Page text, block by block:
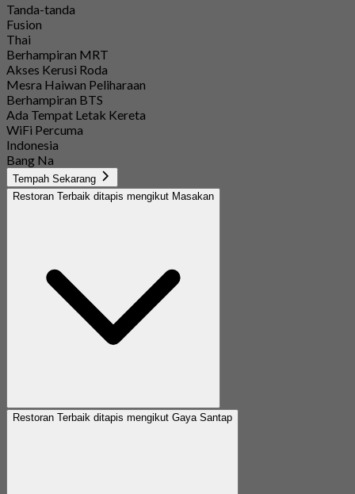
Tanda-tanda
Fusion
Thai
Berhampiran MRT
Akses Kerusi Roda
Mesra Haiwan Peliharaan
Berhampiran BTS
Ada Tempat Letak Kereta
WiFi Percuma
Indonesia
Bang Na
Tempah Sekarang
Restoran Terbaik ditapis mengikut Masakan
Restoran Terbaik ditapis mengikut Gaya Santap